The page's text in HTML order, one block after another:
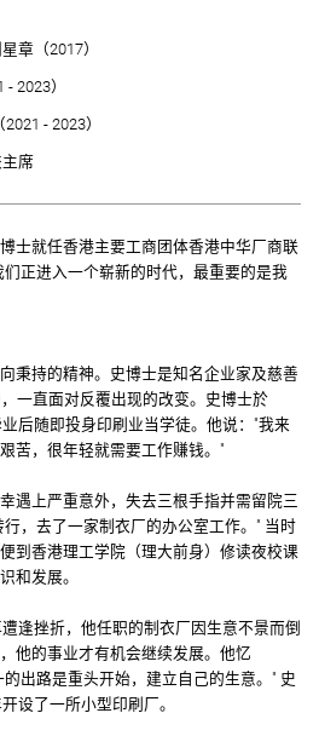
章（2017）
2023）
- 2023）
席
士就任香港主要工商团体香港中华厂商联
正进入一个崭新的时代，最重要的是我
秉持的精神。史博士是知名企业家及慈善
一直面对反覆出现的改变。史博士於
后随即投身印刷业当学徒。他说："我来
苦，很年轻就需要工作赚钱。"
遇上严重意外，失去三根手指并需留院三
，去了一家制衣厂的办公室工作。" 当时
到香港理工学院（理大前身）修读夜校课
和发展。
逢挫折，他任职的制衣厂因生意不景而倒
他的事业才有机会继续发展。他忆
出路是重头开始，建立自己的生意。" 史
设了一所小型印刷厂。